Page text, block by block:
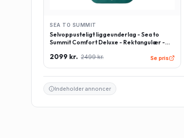
SEA TO SUMMIT
Selvoppusteligt liggeunderlag - Sea to
Summit Comfort Deluxe - Rektangulær -
2099 kr. 2499 kr. Se pris
Indeholder annoncer